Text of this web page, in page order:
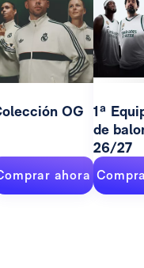
OG
ahora
1ª
de
26/27